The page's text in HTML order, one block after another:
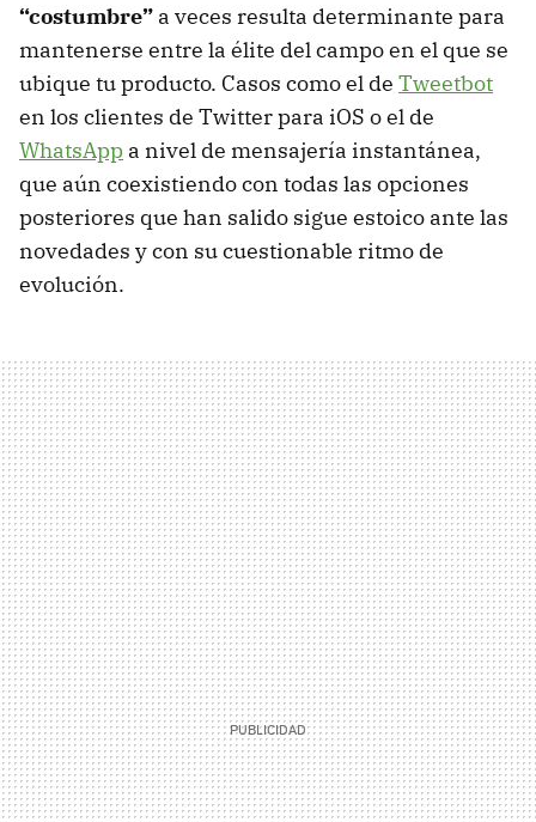
“costumbre” a veces resulta determinante para
mantenerse entre la élite del campo en el que se
ubique tu producto. Casos como el de Tweetbot
en los clientes de Twitter para iOS o el de
WhatsApp a nivel de mensajería instantánea,
que aún coexistiendo con todas las opciones
posteriores que han salido sigue estoico ante las
novedades y con su cuestionable ritmo de
evolución.